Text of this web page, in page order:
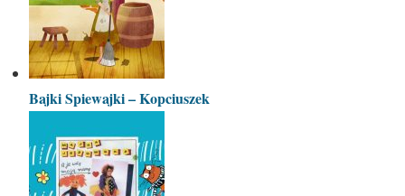
Bajki Spiewajki – Kopciuszek